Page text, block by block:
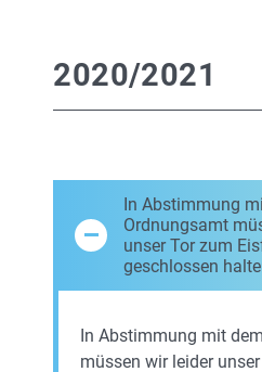
2020/2021
In Abstimmung
Ordnungsamt
unser Tor zum Eisfeld im Blockland
geschlossen
In Abstimmung mit
müssen wir leider unser